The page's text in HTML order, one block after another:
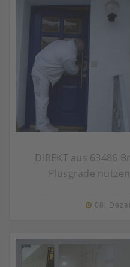
DIREKT aus 63486
Plusgrade
08.